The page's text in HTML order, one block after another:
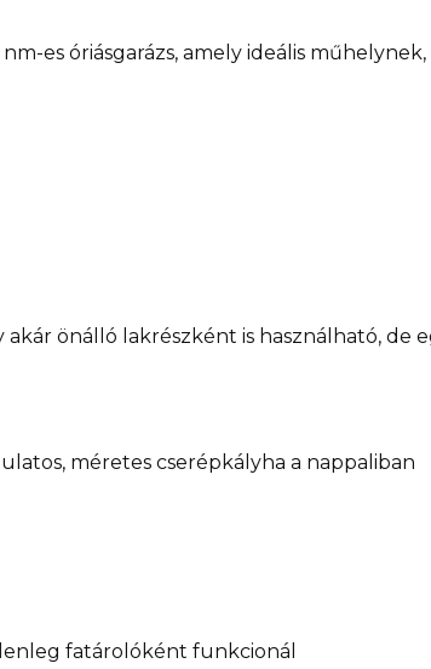
es óriásgarázs, amely ideális
önálló lakrészként is használható, de
méretes cserépkályha a nappaliban
fatárolóként funkcionál